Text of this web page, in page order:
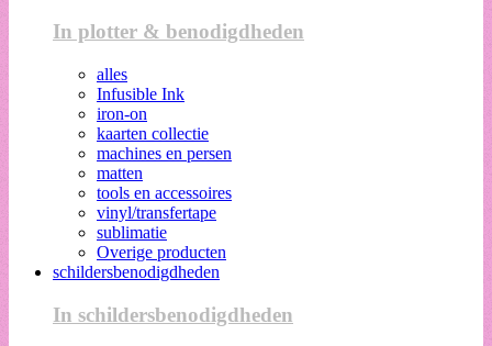
In plotter & benodigdheden
alles
Infusible Ink
iron-on
kaarten collectie
machines en persen
matten
tools en accessoires
vinyl/transfertape
sublimatie
Overige producten
schildersbenodigdheden
In schildersbenodigdheden